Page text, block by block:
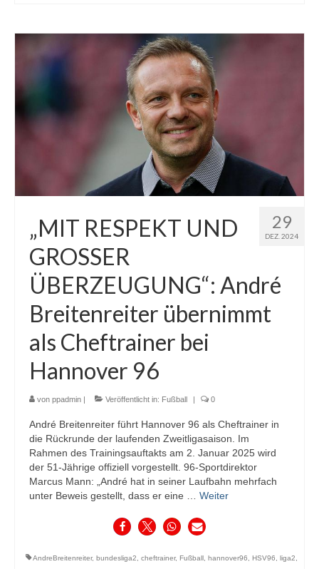
29
DEZ. 2024
„MIT RESPEKT UND
GROSSER
ÜBERZEUGUNG“: André
Breitenreiter übernimmt
als Cheftrainer bei
Hannover 96
von ppadmin | Veröffentlicht in: Fußball | 0
André Breitenreiter führt Hannover 96 als Cheftrainer in
die Rückrunde der laufenden Zweitligasaison. Im
Rahmen des Trainingsauftakts am 2. Januar 2025 wird
der 51-Jährige offiziell vorgestellt. 96-Sportdirektor
Marcus Mann: „André hat in seiner Laufbahn mehrfach
unter Beweis gestellt, dass er eine … Weiter
AndreBreitenreiter, bundesliga2 cheftrainer, Fußball hannover96 HSV96 liga2